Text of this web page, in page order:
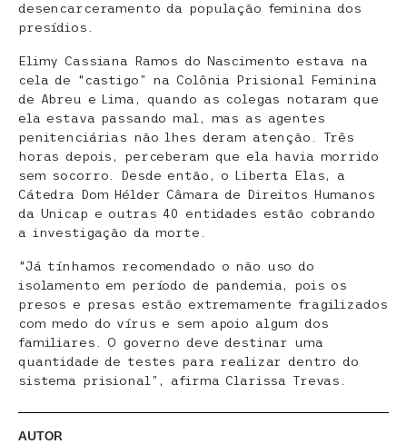
desencarceramento da população feminina dos
presídios.
Elimy Cassiana Ramos do Nascimento estava na
cela de “castigo” na Colônia Prisional Feminina
de Abreu e Lima, quando as colegas notaram que
ela estava passando mal, mas as agentes
penitenciárias não lhes deram atenção. Três
horas depois, perceberam que ela havia morrido
sem socorro. Desde então, o Liberta Elas, a
Cátedra Dom Hélder Câmara de Direitos Humanos
da Unicap e outras 40 entidades estão cobrando
a investigação da morte.
“Já tínhamos recomendado o não uso do
isolamento em período de pandemia, pois os
presos e presas estão extremamente fragilizados
com medo do vírus e sem apoio algum dos
familiares. O governo deve destinar uma
quantidade de testes para realizar dentro do
sistema prisional”, afirma Clarissa Trevas.
AUTOR